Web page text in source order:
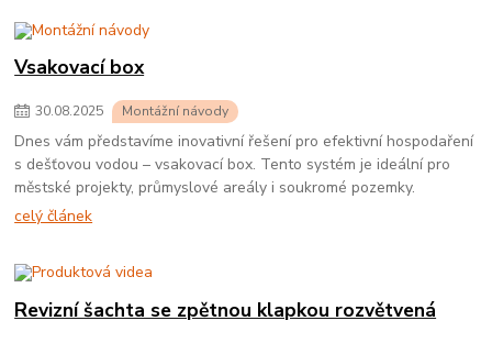
Vsakovací box
30.08.2025 Montážní návody
Dnes vám představíme inovativní řešení pro efektivní hospodaření
s dešťovou vodou – vsakovací box. Tento systém je ideální pro
městské projekty, průmyslové areály i soukromé pozemky.
celý článek
Revizní šachta se zpětnou klapkou rozvětvená